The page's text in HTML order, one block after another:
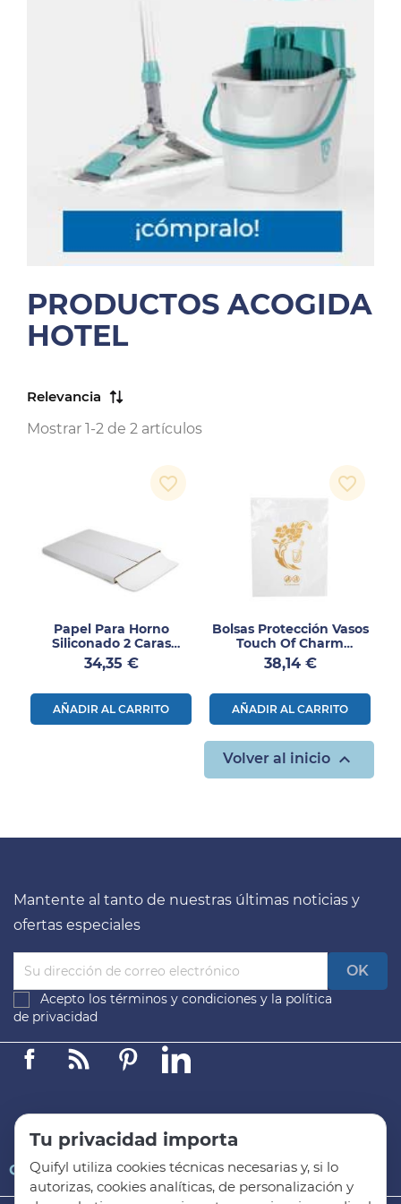
PRODUCTOS ACOGIDA
HOTEL
Relevancia
Mostrar 1-2 de 2 artículos
Papel Para Horno
Siliconado 2 Caras
60x40 500uds
Precio
34,35 €
AÑADIR AL CARRITO
favorite_border
Bolsas Protección Vasos
Touch Of Charm
1000uds
Precio
38,14 €
AÑADIR AL CARRITO
favorite_border
Volver al inicio 
Mantente al tanto de nuestras últimas noticias y
ofertas especiales
Acepto los términos y condiciones y la política
de privacidad
FacebookLinkedinPinterest
QUIFYL
Tu privacidad importa
Quifyl utiliza cookies técnicas necesarias y, si lo
autorizas, cookies analíticas, de personalización y